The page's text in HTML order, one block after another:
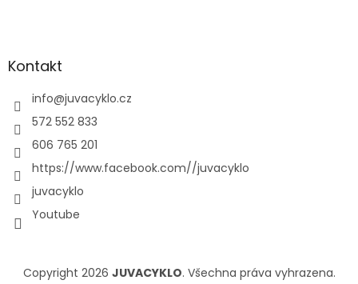
Kontakt
info@juvacyklo.cz
572 552 833
606 765 201
https://www.facebook.com//juvacyklo
juvacyklo
Youtube
Copyright 2026 JUVACYKLO. Všechna práva vyhrazena.